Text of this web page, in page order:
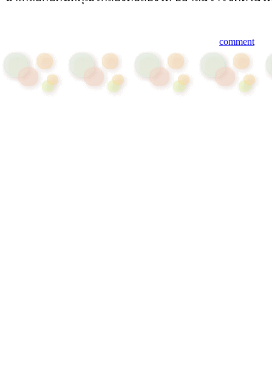
comment